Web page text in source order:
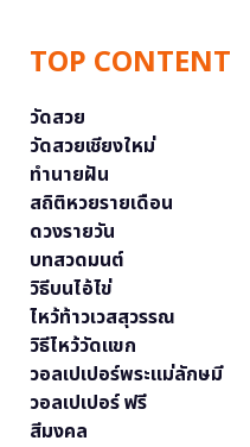
TOP CONTENT
วัดสวย
วัดสวยเชียงใหม่
ทำนายฝัน
สถิติหวยรายเดือน
ดวงรายวัน
บทสวดมนต์
วิธีบนไอ้ไข่
ไหว้ท้าวเวสสุวรรณ
วิธีไหว้วัดแขก
วอลเปเปอร์พระแม่ลักษมี
วอลเปเปอร์ ฟรี
สีมงคล